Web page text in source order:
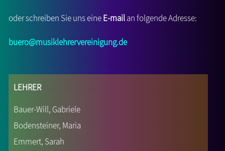
oder schreiben Sie uns eineE-mailan folgende Adresse:
buero@musiklehrervereinigung.de
Lehrer
Bauer-Will, Gabriele
Bodensteiner, Maria
Emmert, Sarah